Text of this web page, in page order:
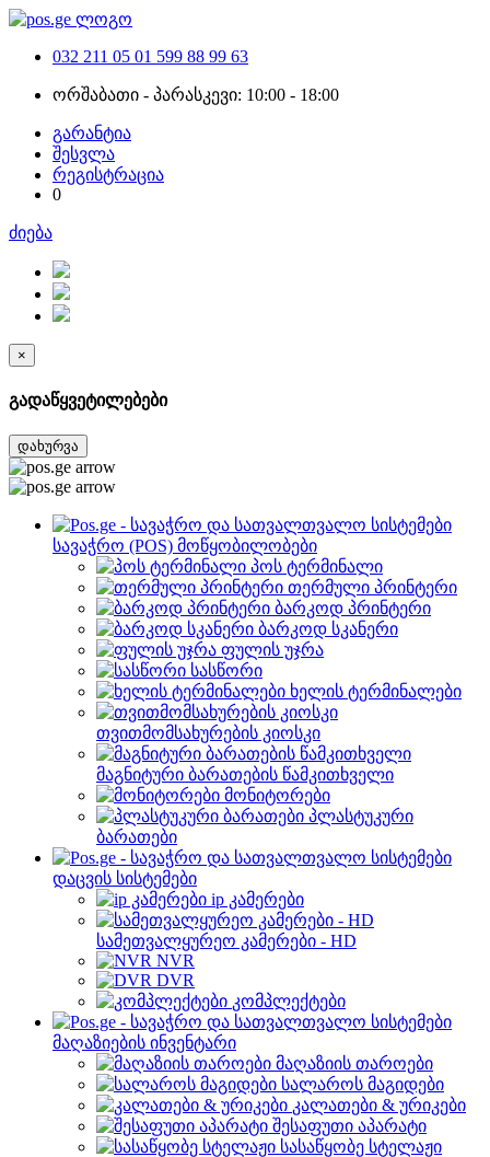
032 211 05 01 599 88 99 63
ორშაბათი - პარასკევი: 10:00 - 18:00
გარანტია
შესვლა
რეგისტრაცია
0
ძიება
×
გადაწყვეტილებები
დახურვა
სავაჭრო (POS) მოწყობილობები
პოს ტერმინალი
თერმული პრინტერი
ბარკოდ პრინტერი
ბარკოდ სკანერი
ფულის უჯრა
სასწორი
ხელის ტერმინალები
თვითმომსახურების კიოსკი
მაგნიტური ბარათების წამკითხველი
მონიტორები
პლასტუკური
ბარათები
დაცვის სისტემები
ip კამერები
სამეთვალყურეო კამერები - HD
NVR
DVR
კომპლექტები
მაღაზიების ინვენტარი
მაღაზიის თაროები
სალაროს მაგიდები
კალათები & ურიკები
შესაფუთი აპარატი
სასაწყობე სტელაჟი